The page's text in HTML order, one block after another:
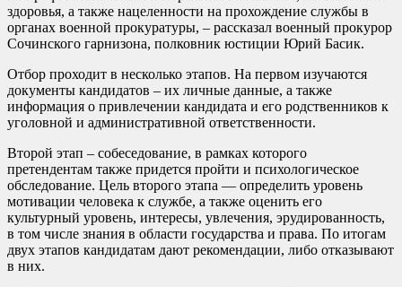
здоровья, а также нацеленности на прохождение службы в
органах военной прокуратуры, – рассказал военный прокурор
Сочинского гарнизона, полковник юстиции Юрий Басик.
Отбор проходит в несколько этапов. На первом изучаются
документы кандидатов – их личные данные, а также
информация о привлечении кандидата и его родственников к
уголовной и административной ответственности.
Второй этап – собеседование, в рамках которого
претендентам также придется пройти и психологическое
обследование. Цель второго этапа — определить уровень
мотивации человека к службе, а также оценить его
культурный уровень, интересы, увлечения, эрудированность,
в том числе знания в области государства и права. По итогам
двух этапов кандидатам дают рекомендации, либо отказывают
в них.